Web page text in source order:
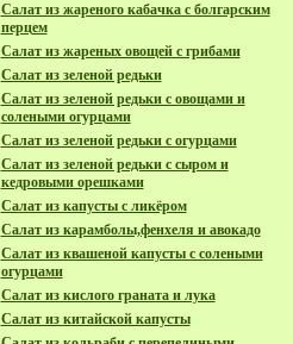
Салат из жареного кабачка с болгарским
перцем
Салат из жареных овощей с грибами
Салат из зеленой редьки
Салат из зеленой редьки с овощами и
солеными огурцами
Салат из зеленой редьки с огурцами
Салат из зеленой редьки с сыром и
кедровыми орешками
Салат из капусты с ликёром
Салат из карамболы,фенхеля и авокадо
Салат из квашеной капусты с солеными
огурцами
Салат из кислого граната и лука
Салат из китайской капусты